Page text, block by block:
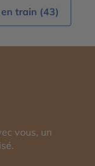
train (43)
vous, un